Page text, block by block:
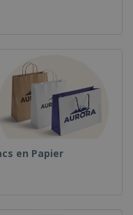
en Papier